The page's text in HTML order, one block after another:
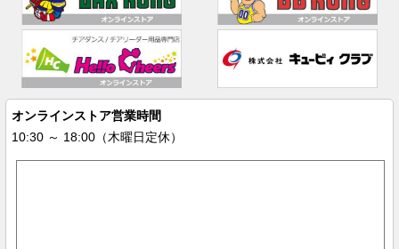
オンラインストア営業時間
10:30 ～ 18:00（木曜日定休）